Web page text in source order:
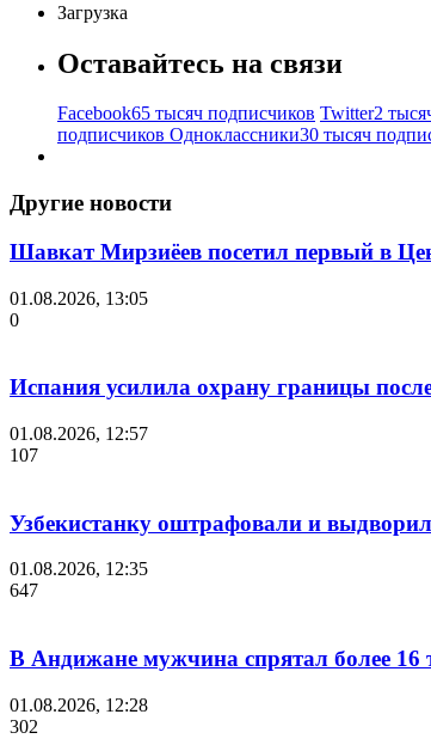
Загрузка
Оставайтесь на связи
Facebook65 тысяч подписчиков Twitter2
подписчиков Одноклассники30 тысяч
Другие новости
Шавкат Мирзиёев посетил первый в
01.08.2026, 13:05
0
Испания усилила охрану границы
01.08.2026, 12:57
107
Узбекистанку оштрафовали и
01.08.2026, 12:35
647
В Андижане мужчина спрятал более 16
01.08.2026, 12:28
302